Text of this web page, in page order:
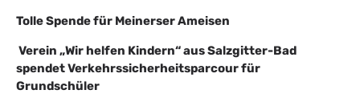
Tolle Spende für Meinerser Ameisen
Verein „Wir helfen Kindern“ aus Salzgitter-Bad
spendet Verkehrssicherheitsparcour für
Grundschüler